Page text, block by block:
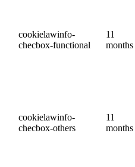
cookielawinfo-
checbox-functional
11
months
cookielawinfo-
checbox-others
11
months